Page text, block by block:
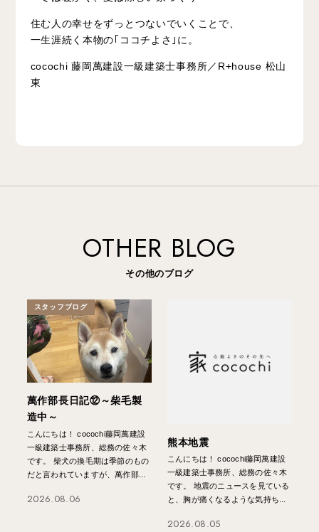
住む人の幸せをずっとつないでいくことで、
一生涯続く本物の｢ココチよさ｣に。
cocochi 藤岡萬建設一級建築士事務所／R+house 松山
東
OTHER BLOG
その他のブログ
スタッフブログ
萬作部長日記⑫～柴毛製
造中～
こんにちは！ cocochi藤岡萬建設
一級建築士事務所、総務の佐々木
です。 柴犬の換毛期は季節のもの
だと言われていますが、萬作部...
2026.08.06
熊本地震
こんにちは！ cocochi藤岡萬建設
一級建築士事務所、総務の佐々木
です。 地震のニュースを見ている
と、胸が痛くなるような気持ち...
2026.08.05